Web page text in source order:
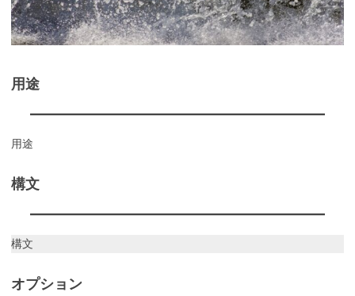
用途
用途
構文
構文
オプション